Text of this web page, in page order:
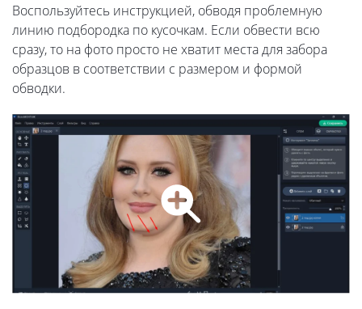
Воспользуйтесь инструкцией, обводя проблемную
линию подбородка по кусочкам. Если обвести всю
сразу, то на фото просто не хватит места для забора
образцов в соответствии с размером и формой
обводки.